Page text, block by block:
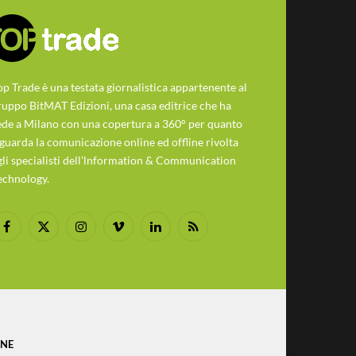
Trade è una testata giornalistica appartenente al
BitMAT Edizioni, una casa editrice che ha
a Milano con una copertura a 360° per quanto
la comunicazione online ed offline rivolta
specialisti dell'lnformation & Communication
Facebook
X
InstagramVimeo LinkedInRSS